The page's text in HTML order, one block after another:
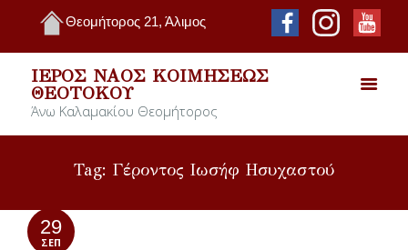
Θεομήτορος 21, Άλιμος
ΙΕΡΌΣ ΝΑΌΣ ΚΟΙΜΉΣΕΩΣ
ΘΕΟΤΌΚΟΥ
Άνω Καλαμακίου Θεομήτορος
Tag: Γέροντος Ιωσήφ Ησυχαστού
29
ΣΕΠ